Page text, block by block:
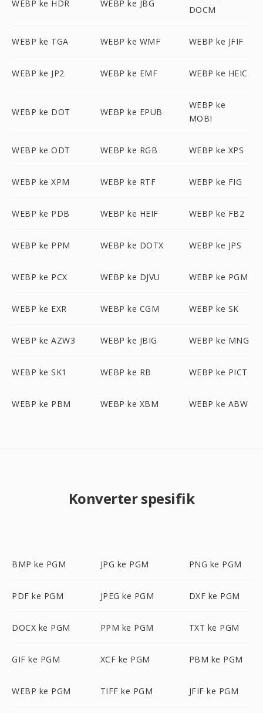
WEBP ke HDR WEBP ke JBG
DOCM
WEBP ke TGA WEBP ke WMF WEBP ke JFIF
WEBP ke JP2 WEBP ke EMF WEBP ke HEIC
WEBP ke DOT WEBP ke EPUB
WEBP ke
MOBI
WEBP ke ODT WEBP ke RGB WEBP ke XPS
WEBP ke XPM WEBP ke RTF WEBP ke FIG
WEBP ke PDB WEBP ke HEIF WEBP ke FB2
WEBP ke PPM WEBP ke DOTX WEBP ke JPS
WEBP ke PCX WEBP ke DJVU WEBP ke PGM
WEBP ke EXR WEBP ke CGM WEBP ke SK
WEBP ke AZW3 WEBP ke JBIG WEBP ke MNG
WEBP ke SK1 WEBP ke RB WEBP ke PICT
WEBP ke PBM WEBP ke XBM WEBP ke ABW
Konverter spesifik
BMP ke PGM JPG ke PGM PNG ke PGM
PDF ke PGM JPEG ke PGM DXF ke PGM
DOCX ke PGM PPM ke PGM TXT ke PGM
GIF ke PGM XCF ke PGM PBM ke PGM
WEBP ke PGM TIFF ke PGM JFIF ke PGM